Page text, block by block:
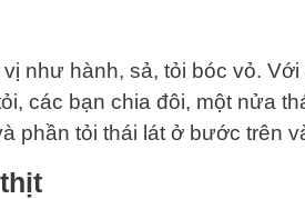
như hành, sả, tỏi bóc vỏ.
các bạn chia đôi, một nửa
phần tỏi thái lát ở bước trên